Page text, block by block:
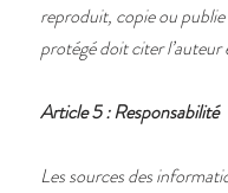
reproduit, copie ou
protégé doit citer l’auteur
Article 5 : Responsabilité
Les sources des